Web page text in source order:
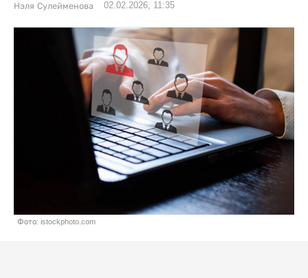
Нэля Сулейменова 02.02.2026, 11:35
Фото: istockphoto.com